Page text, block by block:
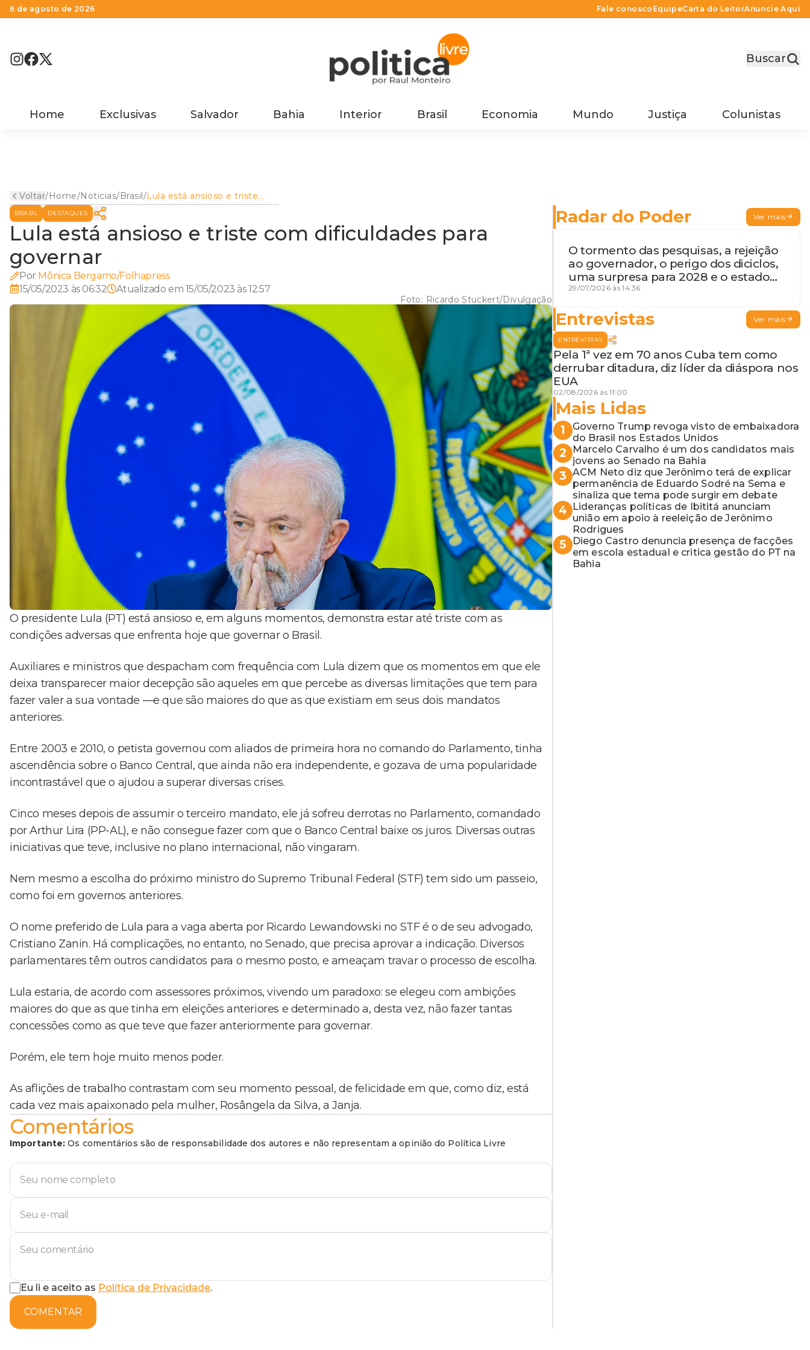
6 de agosto de 2026 Fale conosco EquipeCarta do LeitorAnuncie Aqui
Buscar
Home Exclusivas Salvador Bahia Interior Brasil Economia Mundo Justiça Colunistas
Voltar/Home/Noticias/Brasil/Lula está ansioso e triste
com dificuldades para
BRASIL DESTAQUES
Lula está ansioso e triste com dificuldades para
governar
Por Mônica Bergamo/Folhapress
15/05/2023 às 06:32
Atualizado em 15/05/2023 às 12:57
Foto: Ricardo Stuckert/Divulgação
O presidente Lula (PT) está ansioso e, em alguns momentos, demonstra estar até triste com as
condições adversas que enfrenta hoje que governar o Brasil.
Auxiliares e ministros que despacham com frequência com Lula dizem que os momentos em que ele
deixa transparecer maior decepção são aqueles em que percebe as diversas limitações que tem para
fazer valer a sua vontade —e que são maiores do que as que existiam em seus dois mandatos
anteriores.
Entre 2003 e 2010, o petista governou com aliados de primeira hora no comando do Parlamento, tinha
ascendência sobre o Banco Central, que ainda não era independente, e gozava de uma popularidade
incontrastável que o ajudou a superar diversas crises.
Cinco meses depois de assumir o terceiro mandato, ele já sofreu derrotas no Parlamento, comandado
por Arthur Lira (PP-AL), e não consegue fazer com que o Banco Central baixe os juros. Diversas outras
iniciativas que teve, inclusive no plano internacional, não vingaram.
Nem mesmo a escolha do próximo ministro do Supremo Tribunal Federal (STF) tem sido um passeio,
como foi em governos anteriores.
O nome preferido de Lula para a vaga aberta por Ricardo Lewandowski no STF é o de seu advogado,
Cristiano Zanin. Há complicações, no entanto, no Senado, que precisa aprovar a indicação. Diversos
parlamentares têm outros candidatos para o mesmo posto, e ameaçam travar o processo de escolha.
Lula estaria, de acordo com assessores próximos, vivendo um paradoxo: se elegeu com ambições
maiores do que as que tinha em eleições anteriores e determinado a, desta vez, não fazer tantas
concessões como as que teve que fazer anteriormente para governar.
Porém, ele tem hoje muito menos poder.
As aflições de trabalho contrastam com seu momento pessoal, de felicidade em que, como diz, está
cada vez mais apaixonado pela mulher, Rosângela da Silva, a Janja.
Comentários
Importante: Os comentários são de responsabilidade dos autores e não representam a opinião do Política Livre
Eu li e aceito as Política de Privacidade.
COMENTAR
Radar do Poder Ver mais
O tormento das pesquisas, a rejeição
ao governador, o perigo dos diciclos,
uma surpresa para 2028 e o estado
de terceira guerra mundial
29/07/2026 às 14:36
Entrevistas Ver mais
ENTREVISTAS
Pela 1ª vez em 70 anos Cuba tem como
derrubar ditadura, diz líder da diáspora nos
EUA
02/08/2026 às 11:00
Mais Lidas
1
Governo Trump revoga visto de embaixadora
do Brasil nos Estados Unidos
2
Marcelo Carvalho é um dos candidatos mais
jovens ao Senado na Bahia
3 ACM Neto diz que Jerônimo terá de explicar
permanência de Eduardo Sodré na Sema e
sinaliza que tema pode surgir em debate
4
Lideranças políticas de Ibititá anunciam
união em apoio à reeleição de Jerônimo
Rodrigues
5
Diego Castro denuncia presença de facções
em escola estadual e critica gestão do PT na
Bahia